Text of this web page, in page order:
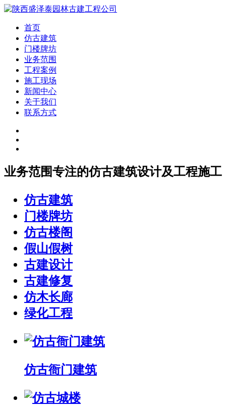
首页
仿古建筑
门楼牌坊
业务范围
工程案例
施工现场
新闻中心
关于我们
联系方式
业务范围专注的仿古建筑设计及工程施工
仿古建筑
门楼牌坊
仿古楼阁
假山假树
古建设计
古建修复
仿木长廊
绿化工程
仿古衙门建筑